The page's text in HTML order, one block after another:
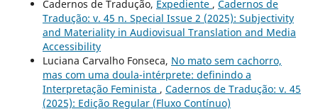
Cadernos de Tradução, Expediente , Cadernos de
Tradução: v. 45 n. Special Issue 2 (2025): Subjectivity
and Materiality in Audiovisual Translation and Media
Accessibility
Luciana Carvalho Fonseca, No mato sem cachorro,
mas com uma doula-intérprete: definindo a
Interpretação Feminista , Cadernos de Tradução: v. 45
(2025): Edição Regular (Fluxo Contínuo)